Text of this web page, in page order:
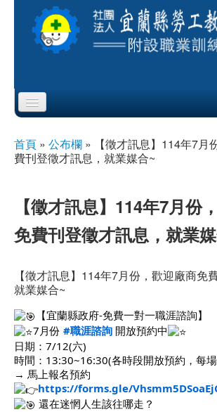
Skip to content
Skip to navigation
協會簡介
服務項目
公布欄
課程公告
即測即評
職安測驗
交通位置
線上報名
您在這裡
首頁 » 公布欄 »
【徵才訊息】114年7月
費刊登徵才訊息，就業媒合~
【徵才訊息】114年7月份
免費刊登徵才訊息，就業
【徵才訊息】114年7月份，歡迎廠商免
就業媒合~
【宜蘭縣政府-免費一對一職涯諮詢】
7月份 #職涯諮詢 開放預約中
日期：7/12(六)
時間：13:30~16:30(各時段開放預約，每
→ 馬上報名預約
https://forms.gle/
還在迷惘人生該往哪走？